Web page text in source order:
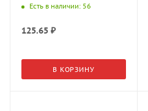
Темно-серый, ZIF.71M0
Есть в наличии: 56
125.65 ₽
В КОРЗИНУ